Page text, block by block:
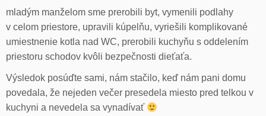
mladým manželom sme prerobili byt, vymenili podlahy
v celom priestore, upravili kúpelňu, vyriešili komplikované
umiestnenie kotla nad WC, prerobili kuchyňu s oddelením
priestoru schodov kvôli bezpečnosti dieťaťa.
Výsledok posúďte sami, nám stačilo, keď nám pani domu
povedala, že nejeden večer presedela miesto pred telkou v
kuchyni a nevedela sa vynadívať